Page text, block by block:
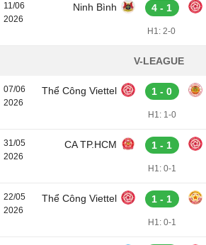
11/06
2026
Ninh Bình 4 - 1
H1: 2-0
V-LEAGUE
07/06
2026
Thể Công Viettel 1 - 0
H1: 1-0
31/05
2026
CA TP.HCM 1 - 1
H1: 0-1
22/05
2026
Thể Công Viettel 1 - 1
H1: 0-1